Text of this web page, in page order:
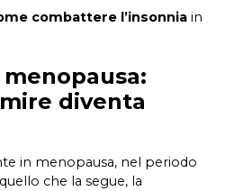
combattere l’insonnia in
diventa
in menopausa, nel periodo
che la segue, la